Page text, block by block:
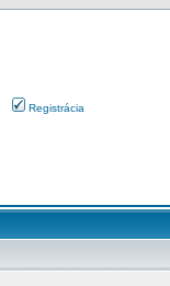
Registrácia